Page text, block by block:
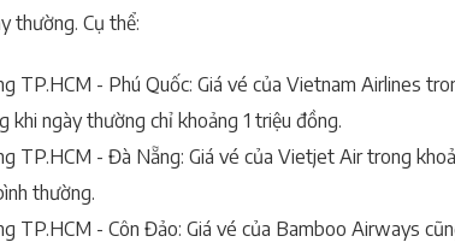
thường. Cụ thể:
TP.HCM - Phú Quốc: Giá vé của Vietnam Airlines
khi ngày thường chỉ khoảng 1 triệu đồng.
TP.HCM - Đà Nẵng: Giá vé của Vietjet Air trong
thường.
TP.HCM - Côn Đảo: Giá vé của Bamboo Airways